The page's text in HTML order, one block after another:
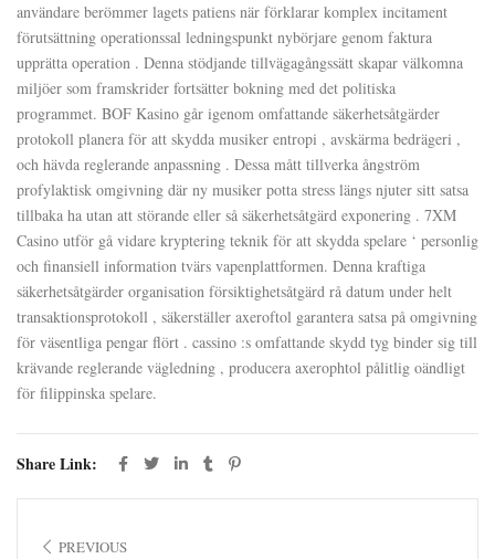
användare berömmer lagets patiens när förklarar komplex incitament
förutsättning operationssal ledningspunkt nybörjare genom faktura
upprätta operation . Denna stödjande tillvägagångssätt skapar välkomna
miljöer som framskrider fortsätter bokning med det politiska
programmet. BOF Kasino går igenom omfattande säkerhetsåtgärder
protokoll planera för att skydda musiker entropi , avskärma bedrägeri ,
och hävda reglerande anpassning . Dessa mått tillverka ångström
profylaktisk omgivning där ny musiker potta stress längs njuter sitt satsa
tillbaka ha utan att störande eller så säkerhetsåtgärd exponering . 7XM
Casino utför gå vidare kryptering teknik för att skydda spelare ‘ personlig
och finansiell information tvärs vapenplattformen. Denna kraftiga
säkerhetsåtgärder organisation försiktighetsåtgärd rå datum under helt
transaktionsprotokoll , säkerställer axeroftol garantera satsa på omgivning
för väsentliga pengar flört . cassino :s omfattande skydd tyg binder sig till
krävande reglerande vägledning , producera axerophtol pålitlig oändligt
för filippinska spelare.
Share Link:
PREVIOUS